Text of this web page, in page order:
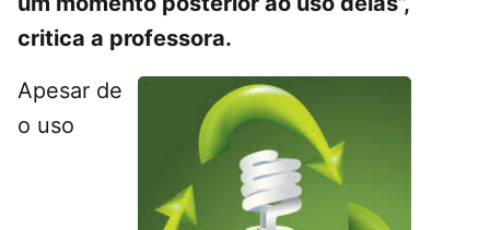
critica a professora.
Apesar de
o uso